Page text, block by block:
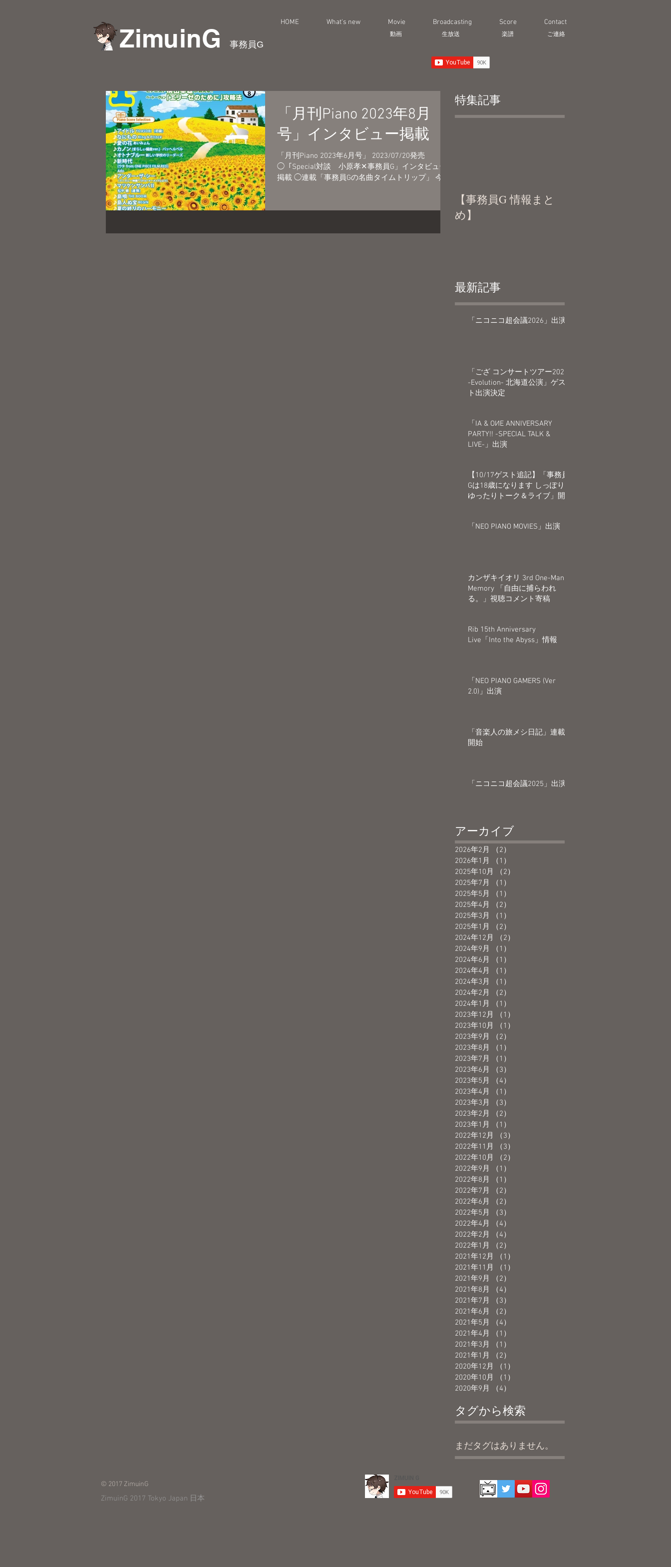
ZimuinG 事務員G
HOME What's new Movie Broadcasting Score Contact
動画 生放送 ​楽譜 ご連絡
「月刊Piano 2023年8月
号」インタビュー掲載
「月刊Piano 2023年6月号」 2023/07/20発売
◯「Special対談 小原孝✕事務員G」インタビュー
掲載 ◯連載「事務員Gの名曲タイムトリップ」 今月
特集記事
【事務員G 情報まと
め】
最新記事
「ニコニコ超会議2026」出演
「ござ コンサートツアー2026
-Evolution- 北海道公演」ゲス
ト出演決定
「IA & OИE ANNIVERSARY
PARTY!! -SPECIAL TALK &
LIVE-」出演
【10/17ゲスト追記】「事務員
Gは18歳になります しっぽり
ゆったりトーク＆ライブ」開
「NEO PIANO MOVIES」出演
カンザキイオリ 3rd One-Man
Memory 「自由に捕らわれ
る。」視聴コメント寄稿
Rib 15th Anniversary
Live「Into the Abyss」情報
「NEO PIANO GAMERS (Ver
2.0)」出演
「音楽人の旅メシ日記」連載
開始
「ニコニコ超会議2025」出演
アーカイブ
2026年2月 （2）
2026年1月
（1）
2025年10月
（2）
2025年7月
（1）
2025年5月
（1）
2025年4月
（2）
2025年3月
（1）
2025年1月
（2）
2024年12月
（2）
2024年9月
（1）
2024年6月
（1）
2024年4月
（1）
2024年3月
（1）
2024年2月
（2）
2024年1月
（1）
2023年12月
（1）
2023年10月
（1）
2023年9月
（2）
2023年8月
（1）
2023年7月
（1）
2023年6月
（3）
2023年5月
（4）
2023年4月
（1）
2023年3月
（3）
2023年2月
（2）
2023年1月
（1）
2022年12月
（3）
2022年11月
（3）
2022年10月
（2）
2022年9月
（1）
2022年8月
（1）
2022年7月
（2）
2022年6月
（2）
2022年5月
（3）
2022年4月
（4）
2022年2月
（4）
2022年1月
（2）
2021年12月
（1）
2021年11月
（1）
2021年9月
（2）
2021年8月
（4）
2021年7月
（3）
2021年6月
（2）
2021年5月
（4）
2021年4月
（1）
2021年3月
（1）
2021年1月
（2）
2020年12月
（1）
2020年10月
（1）
2020年9月
（4）
タグから検索
まだタグはありません。
© 2017 ZimuinG
ZimuinG 2017 Tokyo Japan 日本